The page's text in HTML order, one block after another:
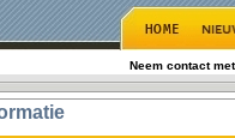
Neem contact